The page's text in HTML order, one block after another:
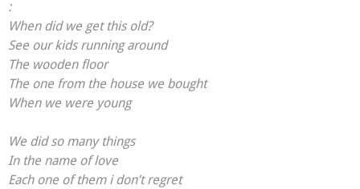
:
When did we get this old?
See our kids running around
The wooden floor
The one from the house we bought
When we were young
We did so many things
In the name of love
Each one of them i don’t regret